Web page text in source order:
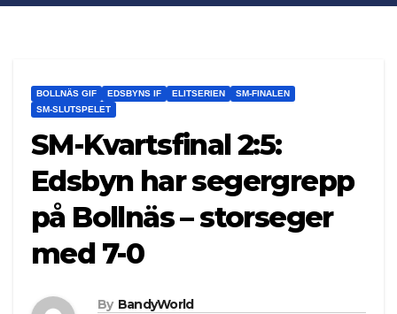
BOLLNÄS GIF EDSBYNS IF ELITSERIEN
SM-FINALEN
SM-SLUTSPELET
SM-Kvartsfinal 2:5:
Edsbyn har segergrepp
på Bollnäs – storseger
med 7-0
By BandyWorld